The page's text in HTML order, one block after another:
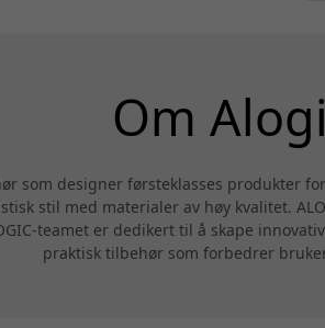
Om
som designer førsteklasses produkter
stil med materialer av høy kvalitet.
teamet er dedikert til å skape
praktisk tilbehør som forbedrer